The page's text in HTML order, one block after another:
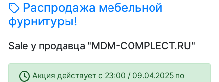
Распродажа мебельной
фурнитуры!
Sale у продавца "MDM-COMPLECT.RU"
Акция действует c 23:00 / 09.04.2025 по